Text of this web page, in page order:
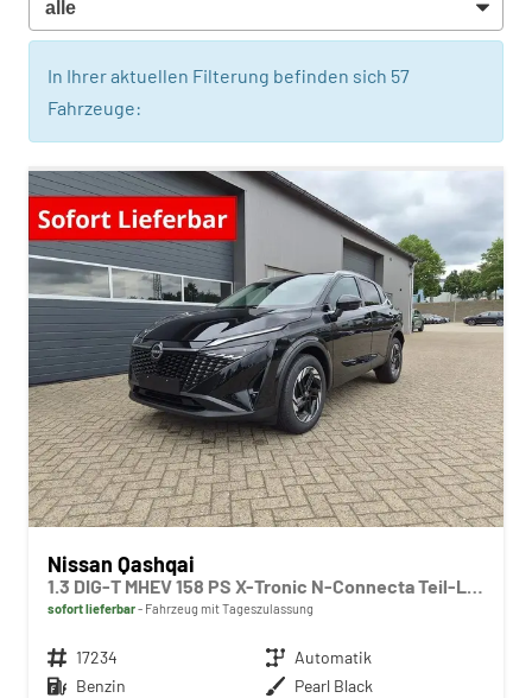
In Ihrer aktuellen Filterung befinden sich 57
Fahrzeuge:
Nissan Qashqai
1.3 DIG-T MHEV 158 PS X-Tronic N-Connecta Teil-Leder PanoGlasdach Klimaautomatik Sitzheizung Lenkradheizung Navi ACC PDC v+h 360°Kamera DAB Bluetooth Touchscreen Apple CarPlay Android Auto 18"LM
sofort lieferbar Fahrzeug mit Tageszulassung
Fahrzeugnr. 17234 Getriebe Automatik
Kraftstoff Benzin Außenfarbe Pearl Black